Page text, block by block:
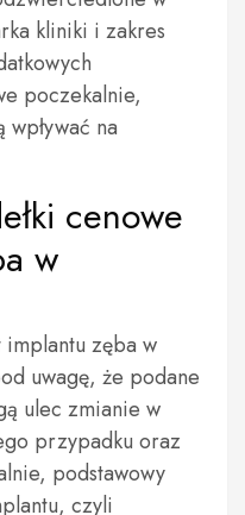
kliniki i zakres
poczekalnie,
na
cenowe
w
zęba w
uwagę, że podane
ulec zmianie w
przypadku oraz
podstawowy
czyli